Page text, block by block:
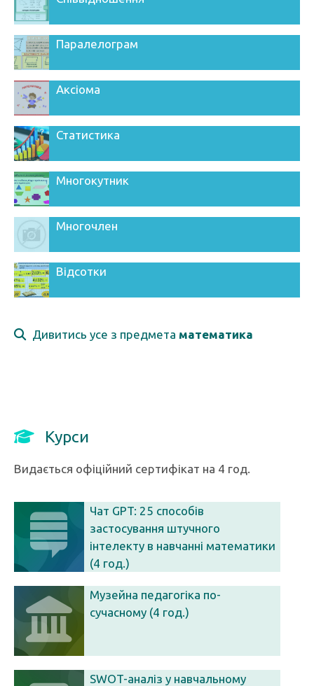
Паралелограм
Аксіома
Статистика
Многокутник
Многочлен
Відсотки
Дивитись усе з предмета математика
Курси
Видається офіційний сертифікат на 4 год.
Чат GPT: 25 способів
застосування штучного
інтелекту в навчанні математики
(4 год.)
Музейна педагогіка по-
сучасному (4 год.)
SWOT-аналіз у навчальному